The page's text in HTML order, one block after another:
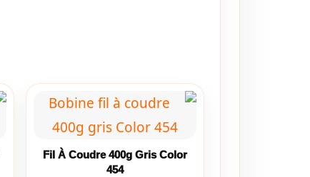
Fil À Coudre 400g Gris Color
454